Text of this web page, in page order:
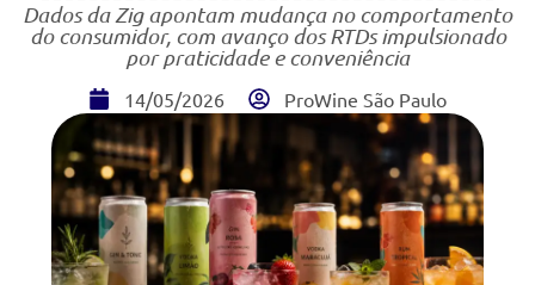
Dados da Zig apontam mudança no comportamento
do consumidor, com avanço dos RTDs impulsionado
por praticidade e conveniência
14/05/2026 ProWine São Paulo